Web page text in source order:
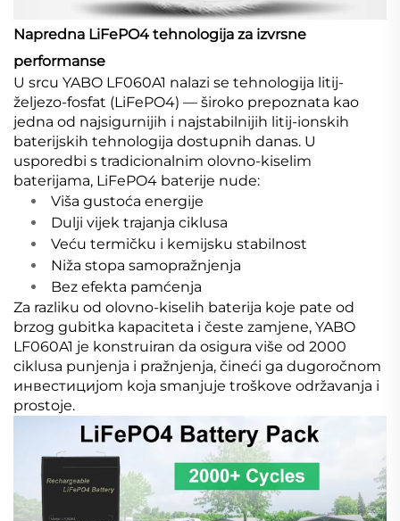
Napredna LiFePO4 tehnologija za izvrsne
performanse
U srcu YABO LF060A1 nalazi se tehnologija litij-
željezo-fosfat (LiFePO4) — široko prepoznata kao
jedna od najsigurnijih i najstabilnijih litij-ionskih
baterijskih tehnologija dostupnih danas. U
usporedbi s tradicionalnim olovno-kiselim
baterijama, LiFePO4 baterije nude:
Viša gustoća energije
Dulji vijek trajanja ciklusa
Veću termičku i kemijsku stabilnost
Niža stopa samopražnjenja
Bez efekta pamćenja
Za razliku od olovno-kiselih baterija koje pate od
brzog gubitka kapaciteta i česte zamjene, YABO
LF060A1 je konstruiran da osigura više od 2000
ciklusa punjenja i pražnjenja, čineći ga dugoročnom
инвестициjom koja smanjuje troškove održavanja i
prostoje.